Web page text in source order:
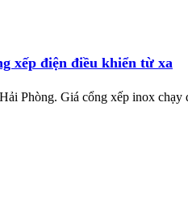
xếp điện điều khiển từ xa
Phòng. Giá cổng xếp inox